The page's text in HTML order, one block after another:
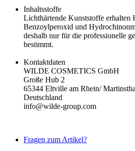
Inhaltsstoffe
Lichthärtende Kunststoffe erhalten
Benzoylperoxid und
deshalb nur für die professionelle
bestimmt.
Kontaktdaten
WILDE COSMETICS GmbH
Große Hub 2
65344 Eltville am Rhein/
Deutschland
info@wilde-group.com
Fragen zum Artikel?